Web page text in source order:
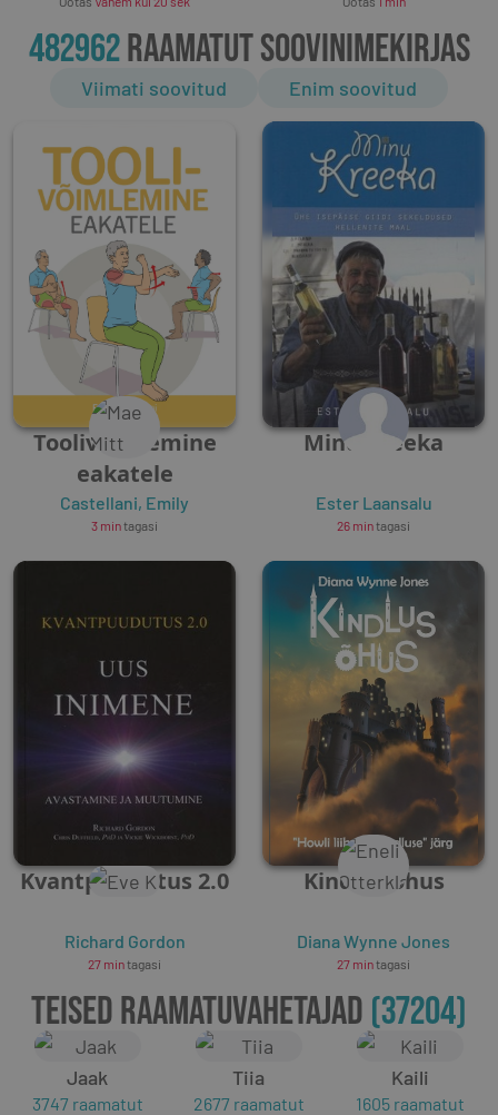
482962RAAMATUT SOOVINIMEKIRJAS
Viimati soovitud Enim soovitud
Toolivõimlemine
eakatele
Castellani, Emily
3 mintagasi
Minu Kreeka
Ester Laansalu
26 mintagasi
Kvantpuudutus 2.0
Richard Gordon
27 mintagasi
Kindlus õhus
Diana Wynne Jones
27 mintagasi
TEISED RAAMATUVAHETAJAD (37204)
Jaak
3747 raamatut
Tiia
2677 raamatut
Kaili
1605 raamatut